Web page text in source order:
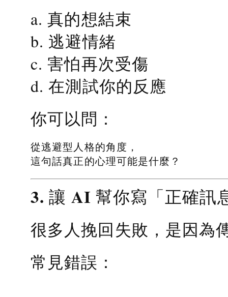
a. 真的想結束
b. 逃避情緒
c. 害怕再次受傷
d. 在測試你的反應
你可以問：
從逃避型人格的角度，
這句話真正的心理可能是什麼？
3. 讓 AI 幫你寫「正確訊
很多人挽回失敗，是因為
常見錯誤：